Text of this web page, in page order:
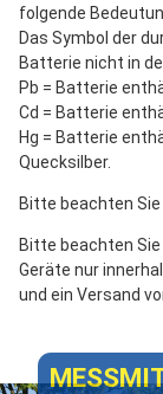
folgende
Das Symbol der
Batterie nicht in
Pb = Batterie
Cd = Batterie
Hg = Batterie
Quecksilber.
Bitte beachten
Bitte beachten
Geräte nur
und ein Versand